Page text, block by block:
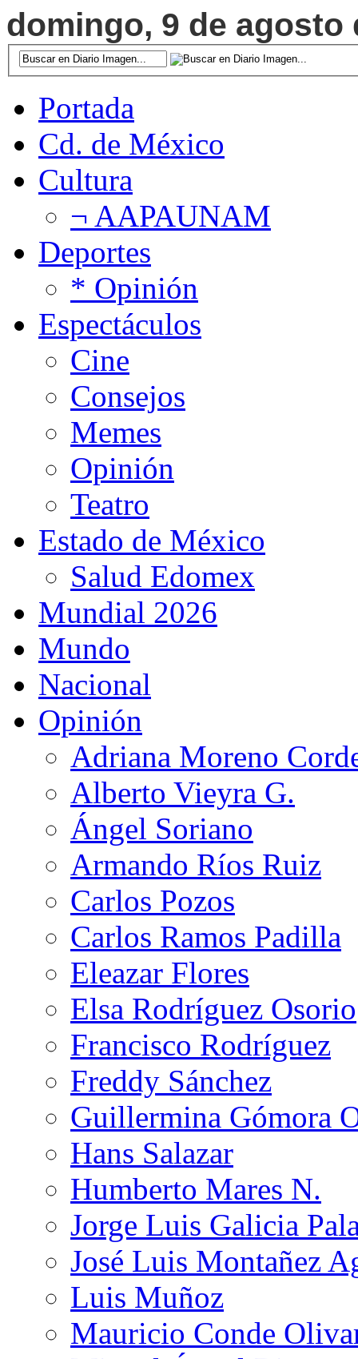
domingo, 9 de agosto
Portada
Cd. de México
Cultura
¬ AAPAUNAM
Deportes
* Opinión
Espectáculos
Cine
Consejos
Memes
Opinión
Teatro
Estado de México
Salud Edomex
Mundial 2026
Mundo
Nacional
Opinión
Adriana Moreno
Alberto Vieyra G.
Ángel Soriano
Armando Ríos Ruiz
Carlos Pozos
Carlos Ramos Padilla
Eleazar Flores
Elsa Rodríguez Osorio
Francisco Rodríguez
Freddy Sánchez
Guillermina Gómora
Hans Salazar
Humberto Mares N.
Jorge Luis Galicia
José Luis Montañez
Luis Muñoz
Mauricio Conde